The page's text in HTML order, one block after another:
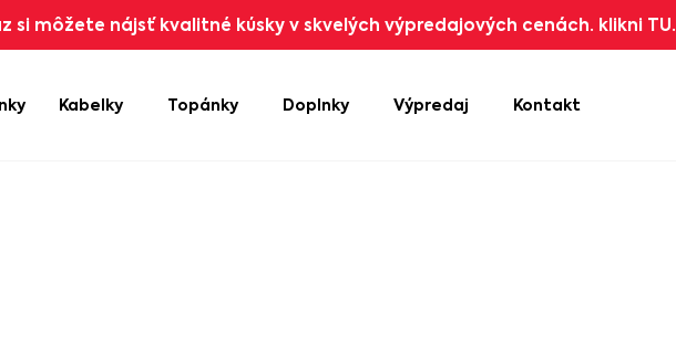
si môžete nájsť kvalitné kúsky v skvelých výpredajových cenách. klikni TU.
Kabelky Topánky Doplnky Výpredaj Kontakt